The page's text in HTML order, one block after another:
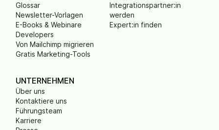
Glossar
Newsletter-Vorlagen
E-Books & Webinare
Developers
Von Mailchimp migrieren
Gratis Marketing-Tools
Integrationspartner:in
werden
Expert:in finden
UNTERNEHMEN
Über uns
Kontaktiere uns
Führungsteam
Karriere